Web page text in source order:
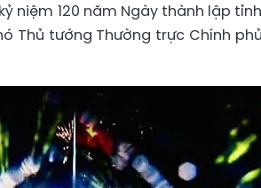
niệm 120 năm Ngày thành lập
Thủ tướng Thường trực Chính